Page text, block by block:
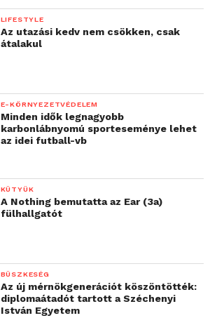
LIFESTYLE
Az utazási kedv nem csökken, csak
átalakul
E-KÖRNYEZETVÉDELEM
Minden idők legnagyobb
karbonlábnyomú sporteseménye lehet
az idei futball-vb
KÜTYÜK
A Nothing bemutatta az Ear (3a)
fülhallgatót
BÜSZKESÉG
Az új mérnökgenerációt köszöntötték:
diplomaátadót tartott a Széchenyi
István Egyetem